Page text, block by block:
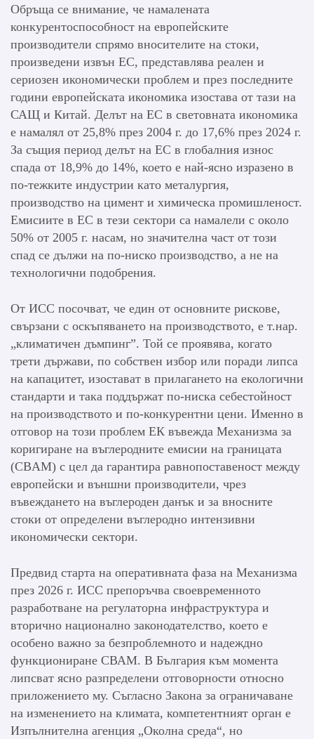
Обръща се внимание, че намалената
конкурентоспособност на европейските
производители спрямо вносителите на стоки,
произведени извън ЕС, представлява реален и
сериозен икономически проблем и през последните
години европейската икономика изостава от тази на
САЩ и Китай. Делът на ЕС в световната икономика
е намалял от 25,8% през 2004 г. до 17,6% през 2024 г.
За същия период делът на ЕС в глобалния износ
спада от 18,9% до 14%, което е най-ясно изразено в
по-тежките индустрии като металургия,
производство на цимент и химическа промишленост.
Емисиите в ЕС в тези сектори са намалели с около
50% от 2005 г. насам, но значителна част от този
спад се дължи на по-ниско производство, а не на
технологични подобрения.
От ИСС посочват, че един от основните рискове,
свързани с оскъпяването на производството, е т.нар.
„климатичен дъмпинг”. Той се проявява, когато
трети държави, по собствен избор или поради липса
на капацитет, изостават в прилагането на екологични
стандарти и така поддържат по-ниска себестойност
на производството и по-конкурентни цени. Именно в
отговор на този проблем ЕК въвежда Механизма за
коригиране на въглеродните емисии на границата
(CBAM) с цел да гарантира равнопоставеност между
европейски и външни производители, чрез
въвеждането на въглероден данък и за вносните
стоки от определени въглеродно интензивни
икономически сектори.
Предвид старта на оперативната фаза на Механизма
през 2026 г. ИСС препоръчва своевременното
разработване на регулаторна инфраструктура и
вторично национално законодателство, което е
особено важно за безпроблемното и надеждно
функциониране СВАМ. В България към момента
липсват ясно разпределени отговорности относно
приложението му. Съгласно Закона за ограничаване
на изменението на климата, компетентният орган е
Изпълнителна агенция „Околна среда“, но